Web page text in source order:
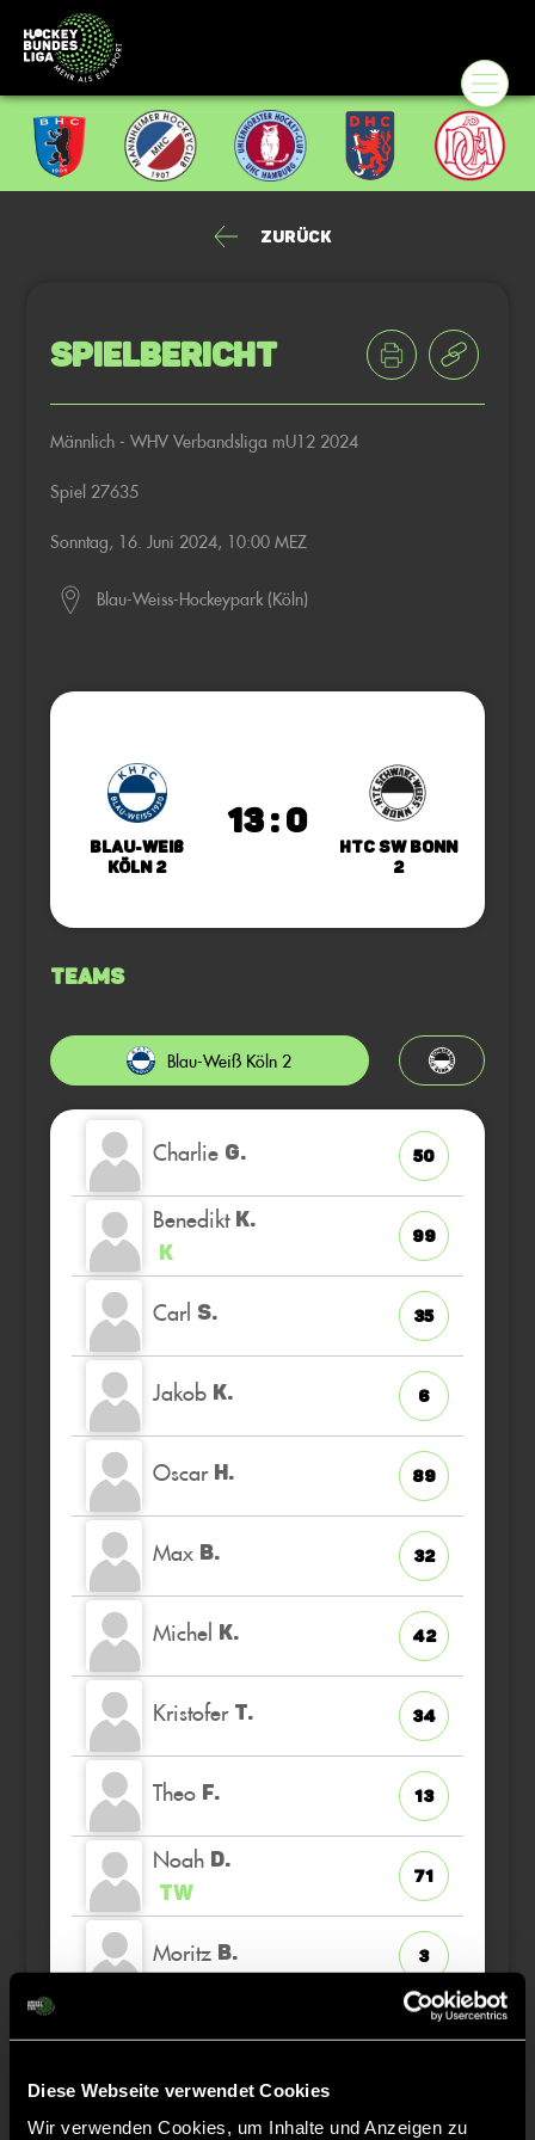
Diese Webseite verwendet Cookies
Wir verwenden Cookies, um Inhalte und Anzeigen zu
Zurück
Spielbericht
Männlich - WHV Verbandsliga mU12 2024
Spiel 27635
Sonntag, 16. Juni 2024, 10:00 MEZ
Blau-Weiss-Hockeypark (Köln)
Blau-Weiß
Köln 2
13 : 0
HTC SW Bonn
2
Teams
Blau-Weiß Köln 2
Charlie G. 50
Benedikt K.
K
99
Carl S. 35
Jakob K. 6
Oscar H. 89
Max B. 32
Michel K. 42
Kristofer T. 34
Theo F. 13
Noah D.
TW
71
Moritz B. 3
Jannik P. 14